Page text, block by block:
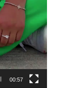
00:57